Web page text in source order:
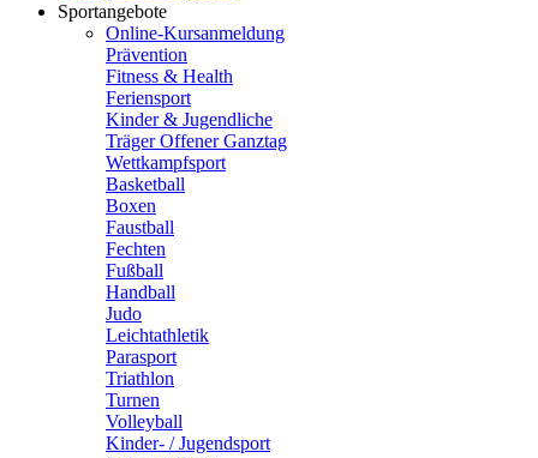
Sportangebote
Online-Kursanmeldung
Prävention
Fitness & Health
Feriensport
Kinder & Jugendliche
Träger Offener Ganztag
Wettkampfsport
Basketball
Boxen
Faustball
Fechten
Fußball
Handball
Judo
Leichtathletik
Parasport
Triathlon
Turnen
Volleyball
Kinder- / Jugendsport